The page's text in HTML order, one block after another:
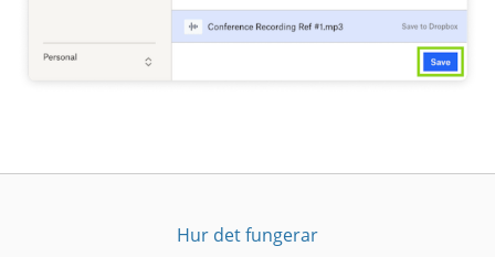
Hur det fungerar